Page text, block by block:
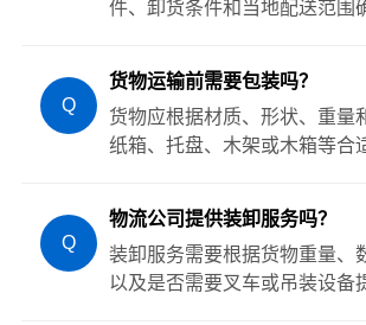
件、卸货条件和当地配送范围
Q
货物运输前需要包装吗？
货物应根据材质、形状、重量
纸箱、托盘、木架或木箱等合
Q
物流公司提供装卸服务吗？
装卸服务需要根据货物重量、
以及是否需要叉车或吊装设备